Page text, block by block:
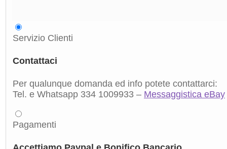
Servizio Clienti
Contattaci
Per qualunque domanda ed info potete contattarci:
Tel. e Whatsapp 334 1009933 – Messaggistica eBay
Pagamenti